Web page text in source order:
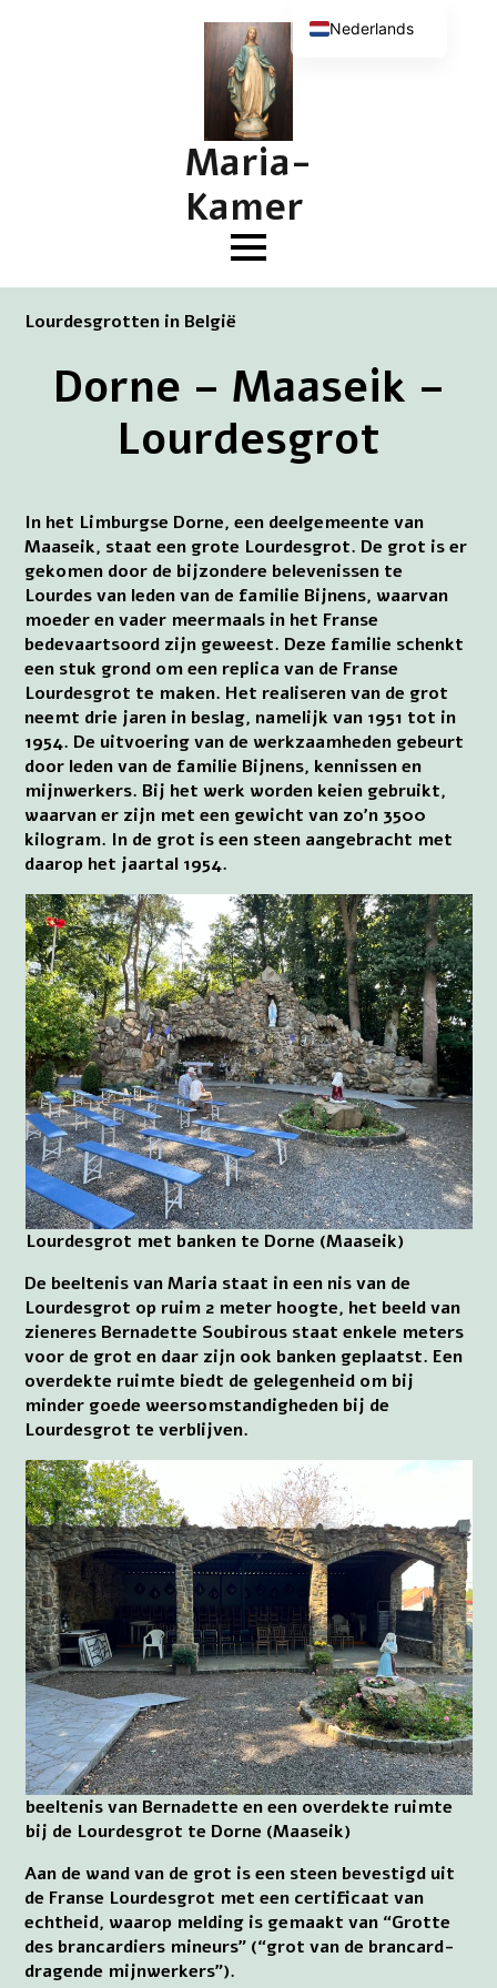
Maria-
Kamer
Lourdesgrotten in België
Dorne – Maaseik –
Lourdesgrot
In het Limburgse Dorne, een deelgemeente van
Maaseik, staat een grote Lourdesgrot. De grot is er
gekomen door de bijzondere belevenissen te
Lourdes van leden van de familie Bijnens, waarvan
moeder en vader meermaals in het Franse
bedevaartsoord zijn geweest. Deze familie schenkt
een stuk grond om een replica van de Franse
Lourdesgrot te maken. Het realiseren van de grot
neemt drie jaren in beslag, namelijk van 1951 tot in
1954. De uitvoering van de werkzaamheden gebeurt
door leden van de familie Bijnens, kennissen en
mijnwerkers. Bij het werk worden keien gebruikt,
waarvan er zijn met een gewicht van zo’n 3500
kilogram. In de grot is een steen aangebracht met
daarop het jaartal 1954.
Lourdesgrot met banken te Dorne (Maaseik)
De beeltenis van Maria staat in een nis van de
Lourdesgrot op ruim 2 meter hoogte, het beeld van
zieneres Bernadette Soubirous staat enkele meters
voor de grot en daar zijn ook banken geplaatst. Een
overdekte ruimte biedt de gelegenheid om bij
minder goede weersomstandigheden bij de
Lourdesgrot te verblijven.
beeltenis van Bernadette en een overdekte ruimte
bij de Lourdesgrot te Dorne (Maaseik)
Aan de wand van de grot is een steen bevestigd uit
de Franse Lourdesgrot met een certificaat van
echtheid, waarop melding is gemaakt van “Grotte
des brancardiers mineurs” (“grot van de brancard-
dragende mijnwerkers”).
Nederlands